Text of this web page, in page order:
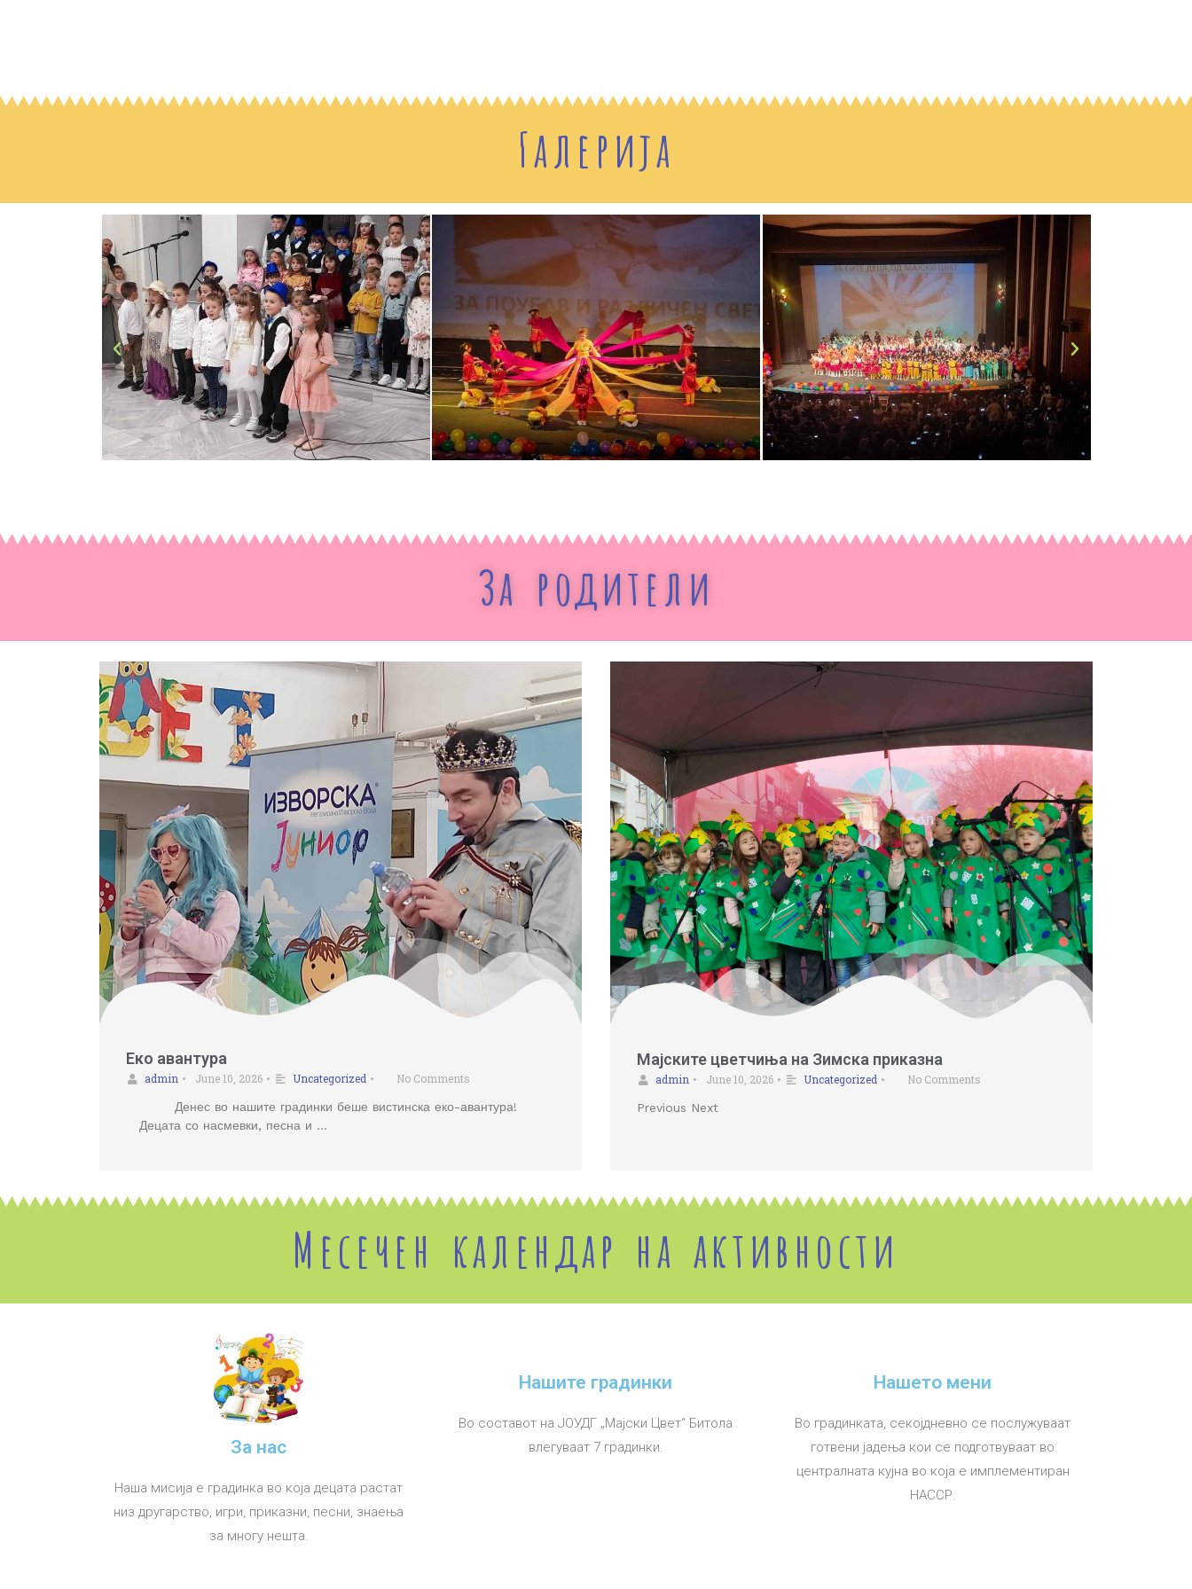
Галерија
За родители
Еко авантура
admin • June 10, 2026 • Uncategorized •
No Comments
Денес во нашите градинки беше вистинска еко-авантура!
Децата со насмевки, песна и …
Мајските цветчиња на Зимска приказна
admin • June 10, 2026 • Uncategorized •
No Comments
Previous Next
Месечен календар на активности
За нас
Наша мисија е градинка во која децата растат
низ другарство, игри, приказни, песни, знаења
за многу нешта.
Нашите градинки
Во составот на ЈОУДГ „Мајски Цвет“ Битола
влегуваат 7 градинки.
Нашето мени
Во градинката, секојдневно се послужуваат
готвени јадења кои се подготвуваат во
централната кујна во која е имплементиран
НАССР.